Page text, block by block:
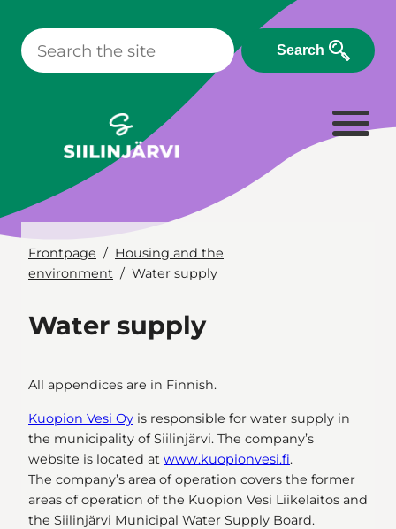
content
Search
Frontpage
Housing and the
environment
Water supply
Water supply
All appendices are in Finnish.
Kuopion Vesi Oy is responsible for water supply in
the municipality of Siilinjärvi. The company’s
website is located at www.kuopionvesi.fi.
The company’s area of operation covers the former
areas of operation of the Kuopion Vesi Liikelaitos and
the Siilinjärvi Municipal Water Supply Board.